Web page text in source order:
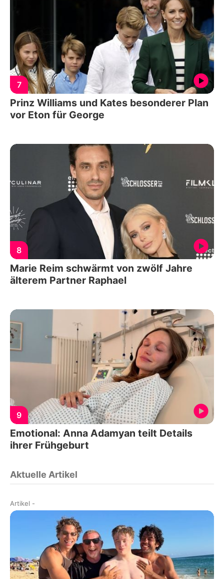
7
Prinz Williams und Kates besonderer Plan
vor Eton für George
8
Marie Reim schwärmt von zwölf Jahre
älterem Partner Raphael
9
Emotional: Anna Adamyan teilt Details
ihrer Frühgeburt
Aktuelle Artikel
Artikel -